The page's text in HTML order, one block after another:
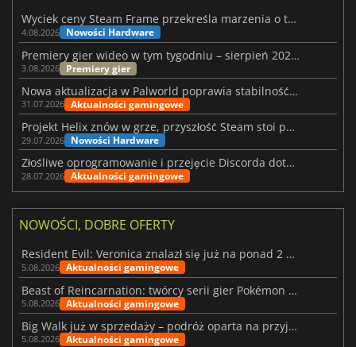
Wyciek ceny Steam Frame przekreśla marzenia o tanim zestawie VR
4.08.2026 Nowości Hardware
Premiery gier wideo w tym tygodniu – sierpień 2026 r. (32. tydzień)
3.08.2026 Premiery gier
Nowa aktualizacja w Palworld poprawia stabilność Sunreach i walk z bossami
31.07.2026 Aktualności gamingowe
Projekt Helix znów w grze, przyszłość Steam stoi pod znakiem zapytania
29.07.2026 Nowości Hardware
Złośliwe oprogramowanie i przejęcie Discorda dotknęły Meccha Chameleon
28.07.2026 Aktualności gamingowe
NOWOŚCI, DOBRE OFERTY
Resident Evil: Veronica znalazł się już na ponad 2 milionach list życzeń
5.08.2026 Aktualności gamingowe
Beast of Reincarnation: twórcy serii gier Pokémon wkraczają na nową ścieżkę
5.08.2026 Aktualności gamingowe
Big Walk już w sprzedaży – podróż oparta na przyjaźni
5.08.2026 Aktualności gamingowe